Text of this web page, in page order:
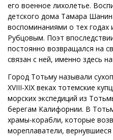
его военное лихолетье.
детского дома Тамара
воспоминаниями о тех
Рубцовым. Поэт
постоянно возвращался на
связан с ней, именно здесь
Город Тотьму называли
XVIII-XIX веках тотемские
морских экспедиций из
берегам Калифорнии. В
храмы-корабли, которые
мореплаватели, вернувшиеся